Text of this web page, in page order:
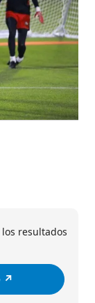
resultados
↗️